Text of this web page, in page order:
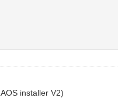
installer V2)